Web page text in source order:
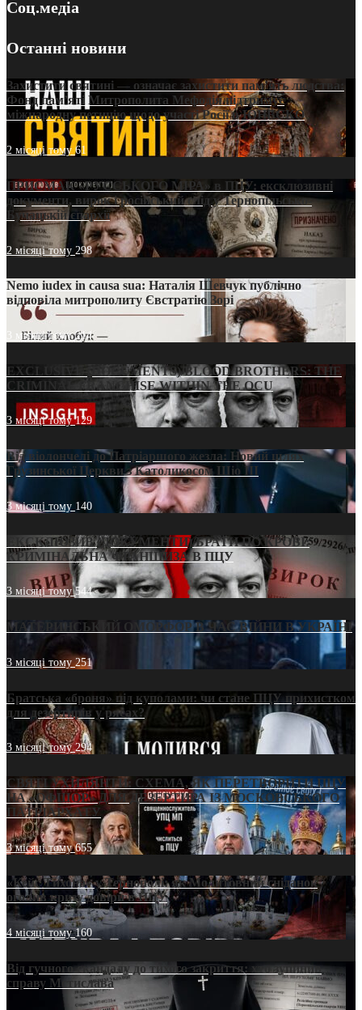
Соц.медіа
Останні новини
Захистити святині — означає захистити пам’ять людства:
Фонд пам’яті Митрополита Мефодія підтримує
міжнародну петицію щодо участі Росії в ЮНЕСКО
2 місяці тому61
ПРИСМАК «РУССЬКОГО МІРА» в ПЦУ: ексклюзивні
документи, вирок і російський слід у Тернопільсько-
Бучацькій єпархії
2 місяці тому 298
Nemo iudex in causa sua: Наталія Шевчук публічно
відповіла митрополиту Євстратію Зорі
3 місяці тому214
EXCLUSIVE (DOCUMENTS)/BLOOD BROTHERS: THE
CRIMINAL FRANCHISE WITHIN THE OCU
3 місяці тому129
Від віолончелі до Патріаршого жезла: Новий шлях
Грузинської Церкви з Католикосом Шіо III
3 місяці тому 140
ЕКСКЛЮЗИВ (ДОКУМЕНТИ)/БРАТИ ПО КРОВІ:
КРИМІНАЛЬНА ФРАНШИЗА В ПЦУ
3 місяці тому544
МАТЕРИНСЬКИЙ ОМОРФОР В ЧАС ВІЙНИ В УКРАЇНІ
3 місяці тому251
Братська «броня» під куполами: чи стане ПЦУ прихистком
для дезертирів у рясах?
3 місяці тому294
СВЯТІ УХИЛЯНТИ: СХЕМА, ЯК ПЕРЕТВОРИТИ ПЦУ
НА «ОФШОР» ДЛЯ ДЕЗЕРТИРА ІЗ МОСКОВСЬКОГО
ПАТРІАРХАТУ
3 місяці тому655
«Кейс Тихона» у Тернополі: як Молитовний сніданок
оголив кризу довіри в ПЦУ
4 місяці тому160
Від гучного скандалу до тихого закриття: хто зупинив
справу Мстислава